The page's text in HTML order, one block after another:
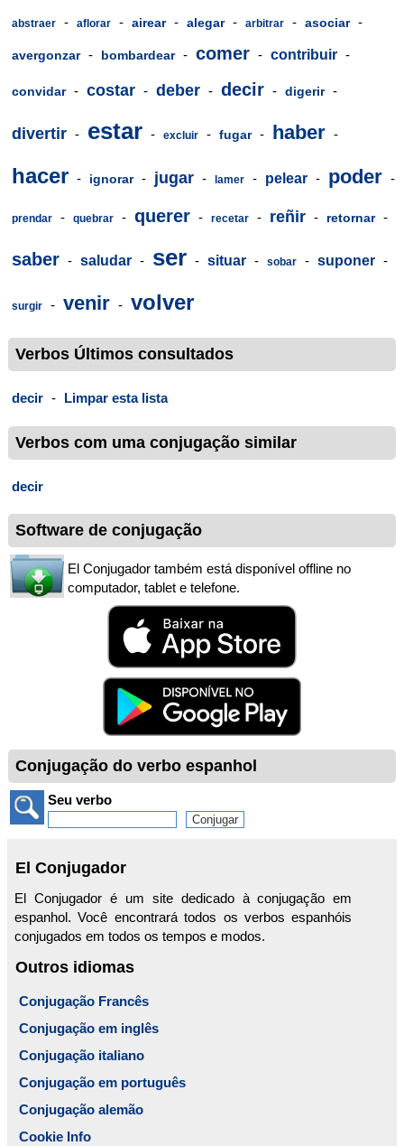
abstraer - aflorar - airear - alegar - arbitrar - asociar -
avergonzar - bombardear - comer - contribuir -
convidar - costar - deber - decir - digerir -
divertir - estar - excluir - fugar - haber -
hacer - ignorar - jugar - lamer - pelear - poder -
prendar - quebrar - querer - recetar - reñir - retornar -
saber - saludar - ser - situar - sobar - suponer -
surgir - venir - volver
Verbos Últimos consultados
decir - Limpar esta lista
Verbos com uma conjugação similar
decir
Software de conjugação
El Conjugador também está disponível offline no
computador, tablet e telefone.
Conjugação do verbo espanhol
Seu verbo
El Conjugador
El Conjugador é um site dedicado à conjugação em
espanhol. Você encontrará todos os verbos espanhóis
conjugados em todos os tempos e modos.
Outros idiomas
Conjugação Francês
Conjugação em inglês
Conjugação italiano
Conjugação em português
Conjugação alemão
Cookie Info